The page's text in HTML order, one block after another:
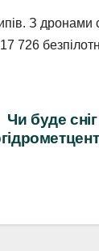
З
726
Чи буде